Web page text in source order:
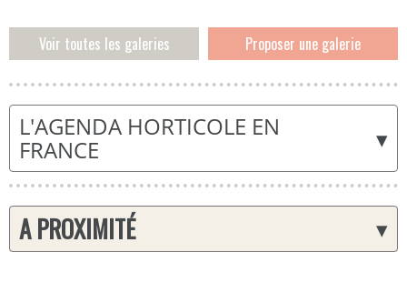
Voir toutes les galeries Proposer une galerie
▾
L'AGENDA HORTICOLE EN
FRANCE
▾
A PROXIMITÉ